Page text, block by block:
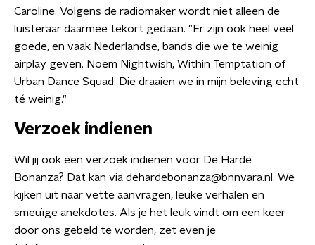
Caroline. Volgens de radiomaker wordt niet alleen de
luisteraar daarmee tekort gedaan. "Er zijn ook heel veel
goede, en vaak Nederlandse, bands die we te weinig
airplay geven. Noem Nightwish, Within Temptation of
Urban Dance Squad. Die draaien we in mijn beleving echt
té weinig."
Verzoek indienen
Wil jij ook een verzoek indienen voor De Harde
Bonanza? Dat kan via dehardebonanza@bnnvara.nl. We
kijken uit naar vette aanvragen, leuke verhalen en
smeuïge anekdotes. Als je het leuk vindt om een keer
door ons gebeld te worden, zet even je